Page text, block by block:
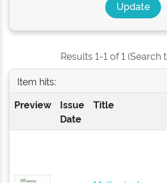
Results 1-1 of 1
Item hits:
Preview
Issue
Date
Title